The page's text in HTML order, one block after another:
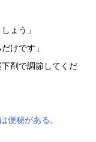
ょう」
けです」
剤で調節してくだ
秘がある。